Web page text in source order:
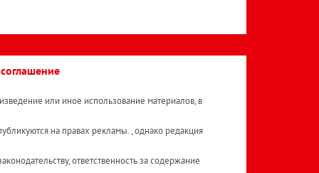
или иное использование материалов, в
на правах рекламы. , однако редакция
ответственность за содержание